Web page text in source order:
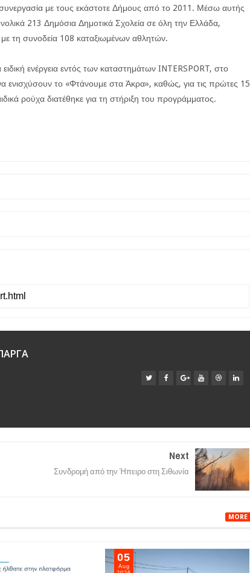
με τους εκάστοτε Δήμους από το 2011. Μέσω αυτής
213 Δημόσια Δημοτικά Σχολεία σε όλη την Ελλάδα,
τη συνοδεία 108 καταξιωμένων αθλητών.
ενέργεια εντός των καταστημάτων INTERSPORT, στο
ενισχύσουν το «Φτάνουμε στα Άκρα», καθώς, για τις πρώτες 15
ρούχα διατέθηκε για τη στήριξη του προγράμματος.
Next
Συνδρομή από την Ήπειρο στη Σιθωνία
MORE
05
Aug